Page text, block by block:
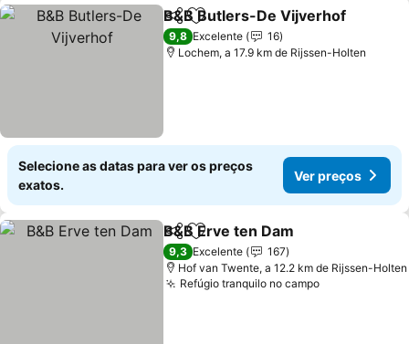
PartilharAdicionar aos favoritos
B&B Butlers-De Vijverhof
9,8 Excelente
16
Lochem, a 17.9 km de Rijssen-Holten
Selecione as datas para ver os preços
exatos.
Ver preços
PartilharAdicionar aos favoritos
B&B Erve ten Dam
9,3 Excelente
167
Hof van Twente, a 12.2 km de Rijssen-Holten
Refúgio tranquilo no campoVer preços